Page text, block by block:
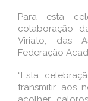
Para esta
colaboração
Viriato, das
Federação
“Esta
transmitir aos